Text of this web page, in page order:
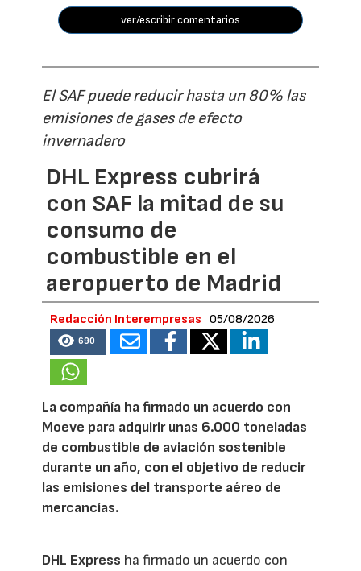
ver/escribir comentarios
El SAF puede reducir hasta un 80% las
emisiones de gases de efecto
invernadero
DHL Express cubrirá
con SAF la mitad de su
consumo de
combustible en el
aeropuerto de Madrid
Redacción Interempresas 05/08/2026
690
La compañía ha firmado un acuerdo con
Moeve para adquirir unas 6.000 toneladas
de combustible de aviación sostenible
durante un año, con el objetivo de reducir
las emisiones del transporte aéreo de
mercancías.
DHL Express ha firmado un acuerdo con